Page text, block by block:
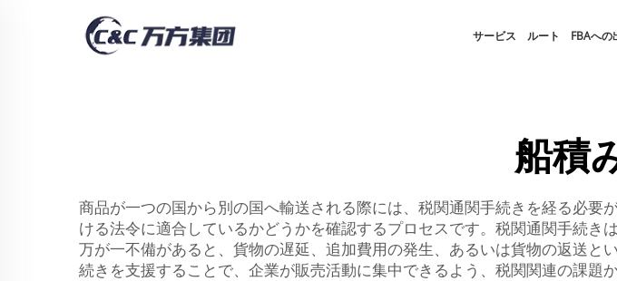
サービス ルート FBAへの
船積
商品が一つの国から別の国へ輸送される際には、税関通関手続きを経る必
ける法令に適合しているかどうかを確認するプロセスです。税関通関手続き
万が一不備があると、貨物の遅延、追加費用の発生、あるいは貨物の返送
続きを支援することで、企業が販売活動に集中できるよう、税関関連の課題か